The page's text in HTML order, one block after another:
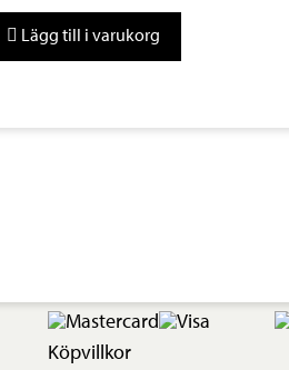
Lägg till i varukorg
Köpvillkor